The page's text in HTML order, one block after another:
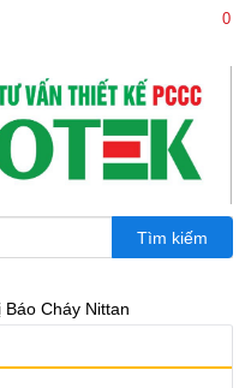
Báo Cháy Nittan
0